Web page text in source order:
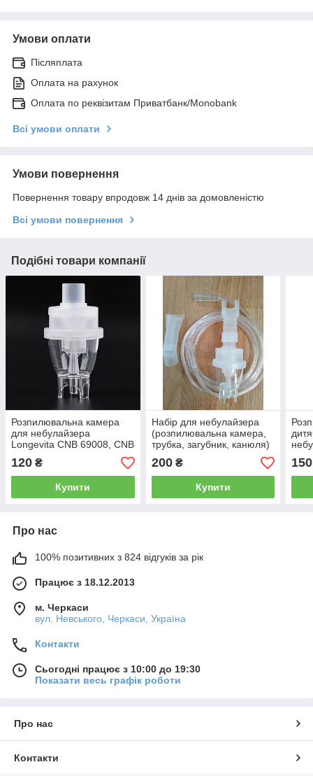
Умови оплати
Післяплата
Оплата на рахунок
Оплата по реквізитам Приватбанк/Monobank
Всі умови оплати
Умови повернення
Повернення товару впродовж 14 днів за домовленістю
Всі умови повернення
Подібні товари компанії
Розпилювальна камера
для небулайзера
Longevita CNB 69008, CNB
69012
120 ₴
Купити
Набір для небулайзера
(розпилювальна камера,
трубка, загубник, канюля)
200₴
Купити
150
Про нас
100% позитивних з 824 відгуків за рік
Працює з 18.12.2013
м. Черкаси
вул. Невського, Черкаси, Україна
Контакти
Сьогодні працює з 10:00 до 19:30
Показати весь графік роботи
Про нас
Контакти